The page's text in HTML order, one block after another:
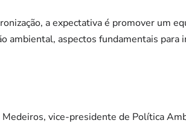
a expectativa é promover um
ambiental, aspectos fundamentais
Medeiros, vice-presidente de Política